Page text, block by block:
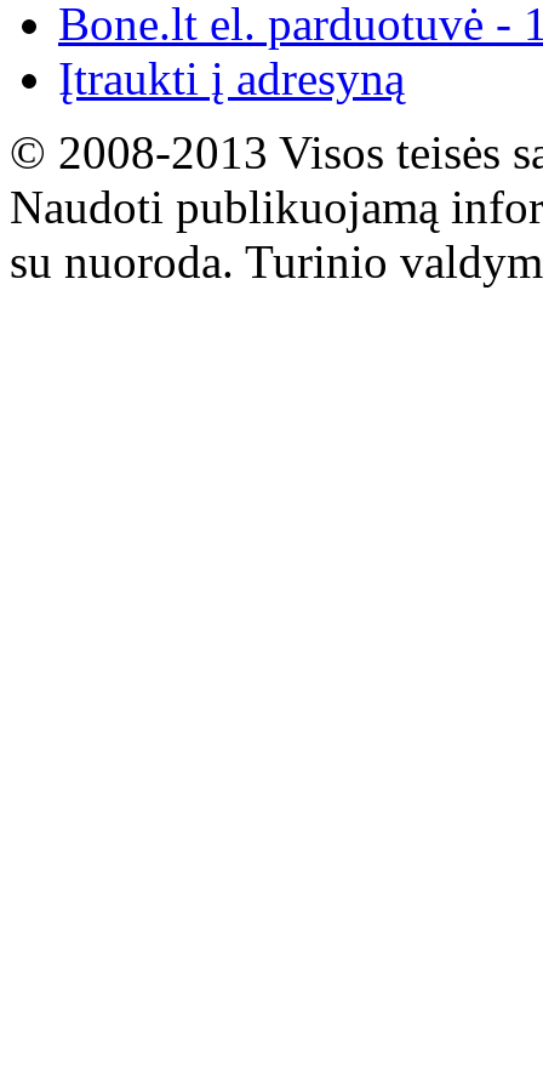
Bone.lt el. parduotuvė -
Įtraukti į adresyną
© 2008-2013 Visos teisės
Naudoti publikuojamą
su nuoroda. Turinio